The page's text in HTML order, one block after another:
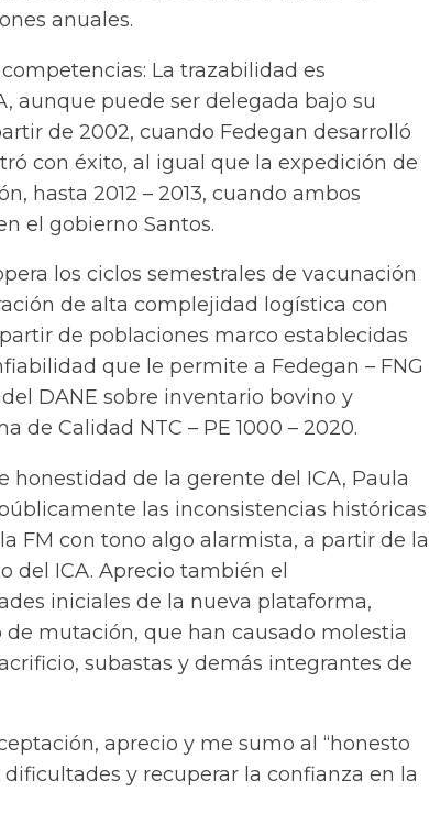
anuales.
La trazabilidad es
aunque puede ser delegada bajo su
de 2002, cuando Fedegan desarrolló
con éxito, al igual que la expedición de
hasta 2012 – 2013, cuando ambos
el gobierno Santos.
los ciclos semestrales de vacunación
de alta complejidad logística con
de poblaciones marco establecidas
que le permite a Fedegan – FNG
DANE sobre inventario bovino y
de Calidad NTC – PE 1000 – 2020.
honestidad de la gerente del ICA, Paula
las inconsistencias históricas
FM con tono algo alarmista, a partir de la
del ICA. Aprecio también el
iniciales de la nueva plataforma,
mutación, que han causado molestia
subastas y demás integrantes de
aprecio y me sumo al “honesto
y recuperar la confianza en la